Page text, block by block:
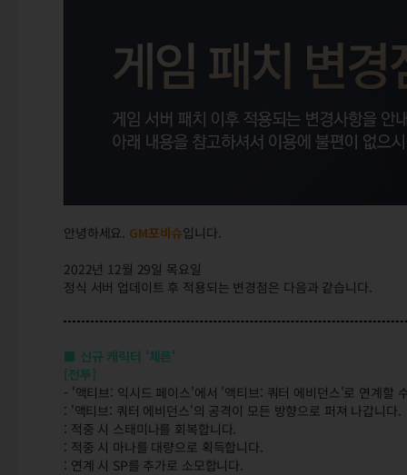
안녕하세요. GM포비슈입니다.
2022년 12월 29일 목요일
정식 서버 업데이트 후 적용되는 변경점은 다음과 같습니다.
■ 신규 캐릭터 '체른'
[전투]
- '액티브: 익시드 페이스'에서 '액티브: 쿼터 에비던스'로 연계할
: '액티브: 쿼터 에비던스'의 공격이 모든 방향으로 퍼져 나갑니다.
: 적중 시 스태미나를 회복합니다.
: 적중 시 마나를 대량으로 획득합니다.
: 연계 시 SP를 추가로 소모합니다.